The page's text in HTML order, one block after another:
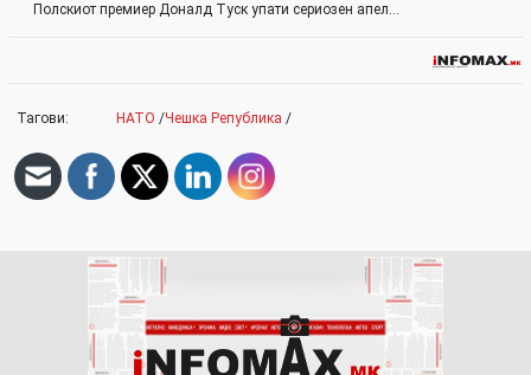
Полскиот премиер Доналд Туск упати сериозен апел…
Тагови: НАТО /Чешка Република /